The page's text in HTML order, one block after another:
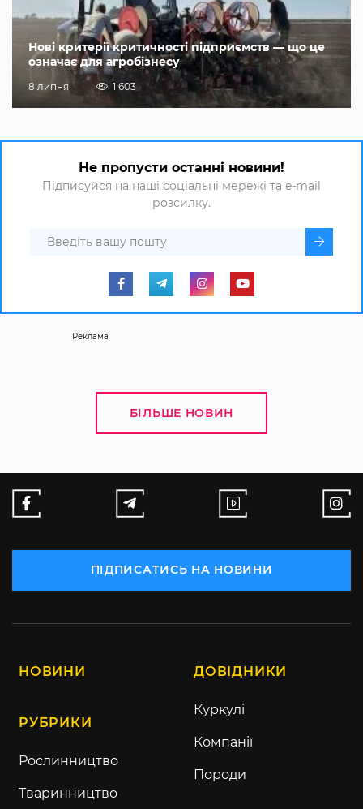
Нові критерії критичності підприємств — що це
означає для агробізнесу
8 липня 1 603
Не пропусти останні новини!
Підписуйся на наші соціальні мережі та e-mail
розсилку.
Реклама
БІЛЬШЕ НОВИН
ПІДПИСАТИСЬ НА НОВИНИ
НОВИНИ
РУБРИКИ
Рослинництво
Тваринництво
ДОВІДНИКИ
Куркулі
Компанії
Породи